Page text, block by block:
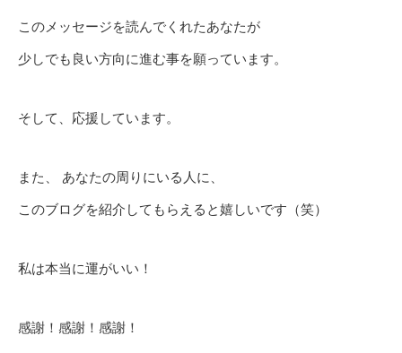
このメッセージを読んでくれたあなたが
少しでも良い方向に進む事を願っています。
そして、応援しています。
また、 あなたの周りにいる人に、
このブログを紹介してもらえると嬉しいです（笑）
私は本当に運がいい！
感謝！感謝！感謝！